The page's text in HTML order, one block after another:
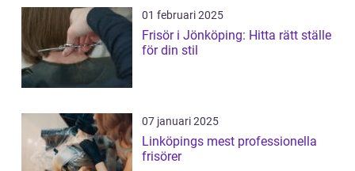
01 februari 2025
Frisör i Jönköping: Hitta rätt ställe
för din stil
07 januari 2025
Linköpings mest professionella
frisörer